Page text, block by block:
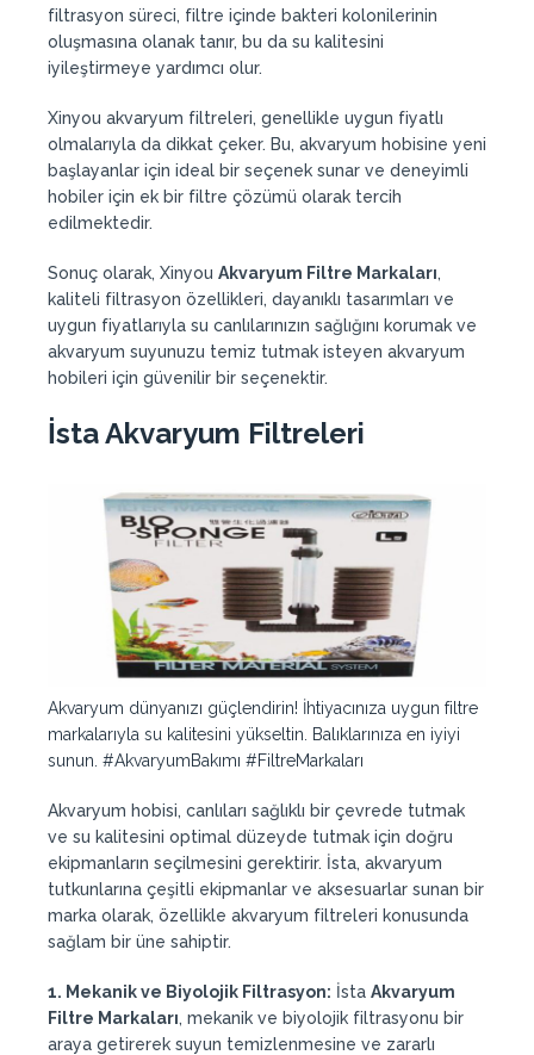
filtrasyon süreci, filtre içinde bakteri kolonilerinin
oluşmasına olanak tanır, bu da su kalitesini
iyileştirmeye yardımcı olur.
Xinyou akvaryum filtreleri, genellikle uygun fiyatlı
olmalarıyla da dikkat çeker. Bu, akvaryum hobisine yeni
başlayanlar için ideal bir seçenek sunar ve deneyimli
hobiler için ek bir filtre çözümü olarak tercih
edilmektedir.
Sonuç olarak, Xinyou Akvaryum Filtre Markaları,
kaliteli filtrasyon özellikleri, dayanıklı tasarımları ve
uygun fiyatlarıyla su canlılarınızın sağlığını korumak ve
akvaryum suyunuzu temiz tutmak isteyen akvaryum
hobileri için güvenilir bir seçenektir.
İsta Akvaryum Filtreleri
Akvaryum dünyanızı güçlendirin! İhtiyacınıza uygun filtre
markalarıyla su kalitesini yükseltin. Balıklarınıza en iyiyi
sunun. #AkvaryumBakımı #FiltreMarkaları
Akvaryum hobisi, canlıları sağlıklı bir çevrede tutmak
ve su kalitesini optimal düzeyde tutmak için doğru
ekipmanların seçilmesini gerektirir. İsta, akvaryum
tutkunlarına çeşitli ekipmanlar ve aksesuarlar sunan bir
marka olarak, özellikle akvaryum filtreleri konusunda
sağlam bir üne sahiptir.
1. Mekanik ve Biyolojik Filtrasyon: İsta Akvaryum
Filtre Markaları, mekanik ve biyolojik filtrasyonu bir
araya getirerek suyun temizlenmesine ve zararlı